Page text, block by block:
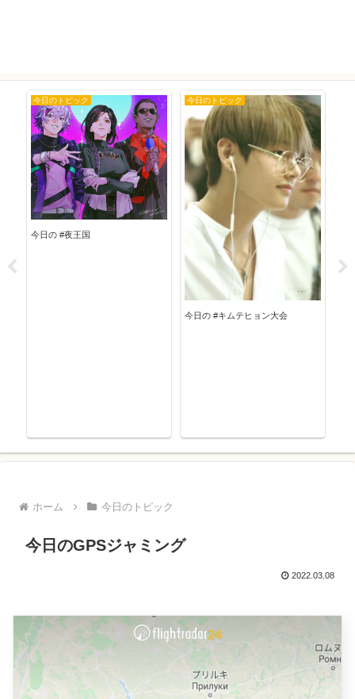
今日のトピック
今日の #夜王国
今日のトピック
今日の #キムテヒョン大会
ホーム 今日のトピック
今日のGPSジャミング
2022.03.08